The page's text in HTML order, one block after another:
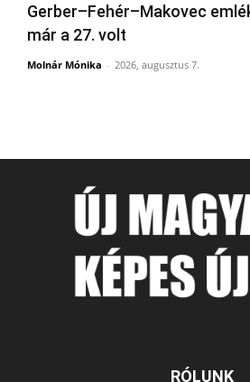
Gerber–Fehér–Makovec
már a 27. volt
Molnár Mónika - 2026, augusztus 7.
RÓLUNK